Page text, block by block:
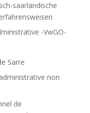
saarländische
-VwGO-
Sarre
non
de